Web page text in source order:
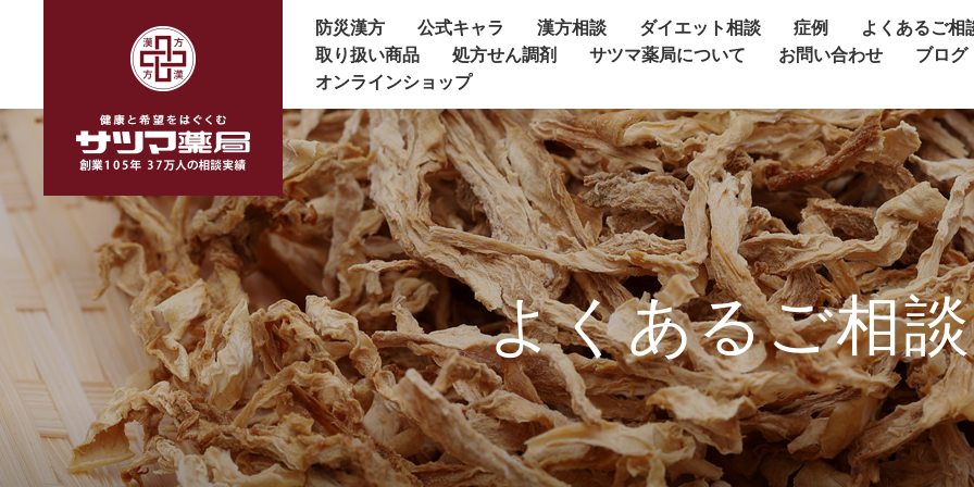
防災漢方 公式キャラ 漢方相談 ダイエット相談 症例
よくあるご相
取り扱い商品
処方せん調剤 サツマ薬局について お問い合わせ
ブログ
オンラインショップ
よくあるご相談